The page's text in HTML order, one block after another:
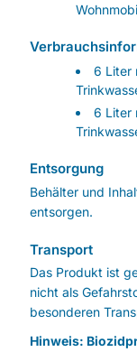
6 Liter
6 Liter
Entsorgung
Behälter und
entsorgen.
Transport
Das Produkt ist
nicht als
besonderen
Hinweis: